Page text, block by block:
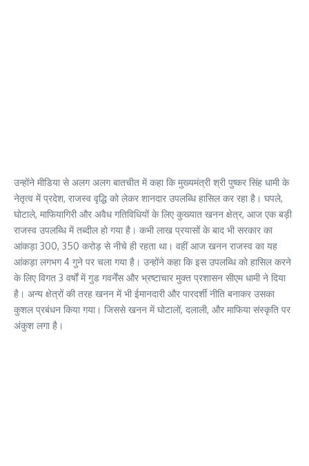
उन्होंने मीडिया से अलग अलग बातचीत में कहा कि मुख्यमंत्री श्री पुष्कर सिंह धामी के
नेतृत्व में प्रदेश, राजस्व वृद्धि को लेकर शानदार उपलब्धि हासिल कर रहा है। घपले,
घोटाले, माफियागिरी और अवैध गतिविधियों के लिए कुख्यात खनन क्षेत्र, आज एक बड़ी
राजस्व उपलब्धि में तब्दील हो गया है। कभी लाख प्रयासों के बाद भी सरकार का
आंकड़ा 300, 350 करोड़ से नीचे ही रहता था। वहीं आज खनन राजस्व का यह
आंकड़ा लगभग 4 गुने पर चला गया है। उन्होंने कहा कि इस उपलब्धि को हासिल करने
के लिए विगत 3 वर्षों में गुड गवर्नेंस और भ्रष्टाचार मुक्त प्रशासन सीएम धामी ने दिया
है। अन्य क्षेत्रों की तरह खनन में भी ईमानदारी और पारदर्शी नीति बनाकर उसका
कुशल प्रबंधन किया गया। जिससे खनन में घोटालों, दलाली, और माफिया संस्कृति पर
अंकुश लगा है।